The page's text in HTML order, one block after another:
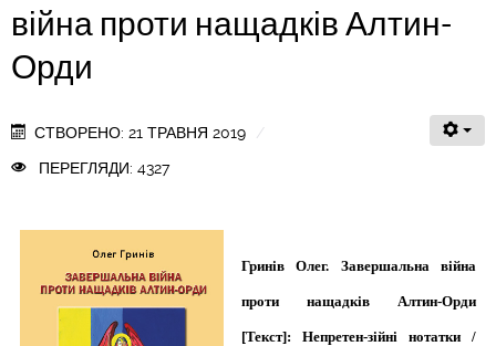
війна проти нащадків Алтин-
Орди
СТВОРЕНО: 21 ТРАВНЯ 2019
ПЕРЕГЛЯДИ: 4327
Гринів Олег. Завершальна війна
проти нащадків Алтин-Орди
[Текст]: Непретен-зійні нотатки /